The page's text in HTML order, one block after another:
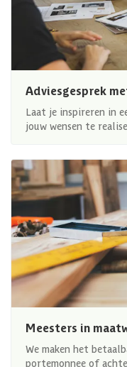
Adviesgesprek
Laat je inspireren in
jouw wensen te
Meesters in
We maken het
portemonnee of